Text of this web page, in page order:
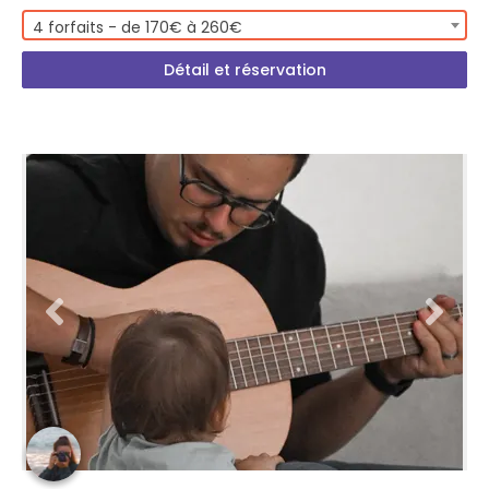
4 forfaits - de 170€ à 260€
Détail et réservation